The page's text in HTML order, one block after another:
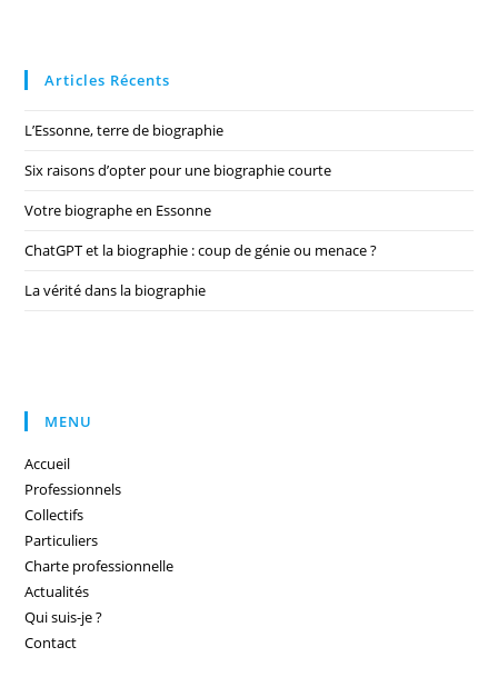
Articles Récents
L’Essonne, terre de biographie
Six raisons d’opter pour une biographie courte
Votre biographe en Essonne
ChatGPT et la biographie : coup de génie ou menace ?
La vérité dans la biographie
MENU
Accueil
Professionnels
Collectifs
Particuliers
Charte professionnelle
Actualités
Qui suis-je ?
Contact